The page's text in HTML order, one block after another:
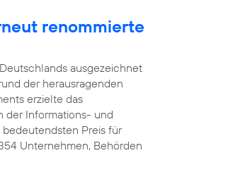
renommierte
ausgezeichnet
der herausragenden
erzielte das
der Informations- und
Preis für
Unternehmen, Behörden